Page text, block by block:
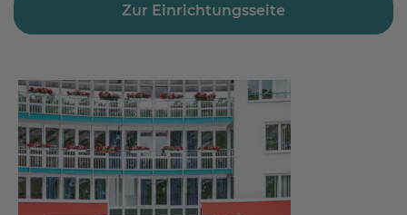
Zur Einrichtungsseite